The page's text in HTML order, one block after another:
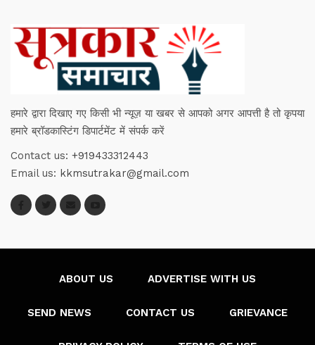
हमारे द्वारा दिखाए गए किसी भी न्यूज़ या खबर से आपको अगर आपत्ती है तो कृपया
हमारे ब्रॉडकास्टिंग डिपार्टमेंट में संपर्क करें
Contact us: +919433312443
Email us: kkmsutrakar@gmail.com
ABOUT US ADVERTISE WITH US
SEND NEWS CONTACT US GRIEVANCE